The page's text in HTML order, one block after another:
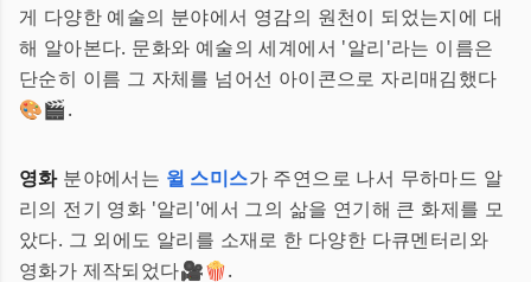
게 다양한 예술의 분야에서 영감의 원천이 되었는지에 대
해 알아본다. 문화와 예술의 세계에서 '알리'라는 이름은
단순히 이름 그 자체를 넘어선 아이콘으로 자리매김했다
🎨🎬.
영화분야에서는 윌 스미스가 주연으로 나서 무하마드 알
리의 전기 영화 '알리'에서 그의 삶을 연기해 큰 화제를 모
았다. 그 외에도 알리를 소재로 한 다양한 다큐멘터리와
영화가 제작되었다🎥🍿.